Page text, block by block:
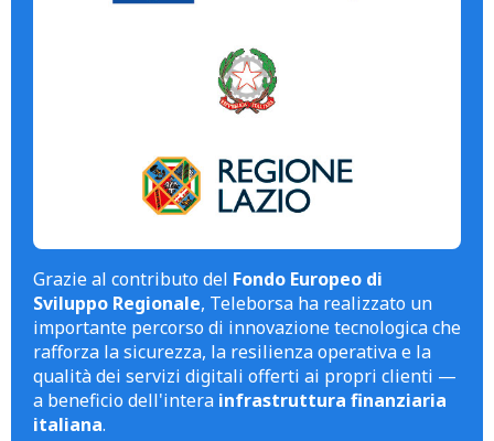
Grazie al contributo del Fondo Europeo di
Sviluppo Regionale, Teleborsa ha realizzato un
importante percorso di innovazione tecnologica che
rafforza la sicurezza, la resilienza operativa e la
qualità dei servizi digitali offerti ai propri clienti —
a beneficio dell'intera infrastruttura finanziaria
italiana.